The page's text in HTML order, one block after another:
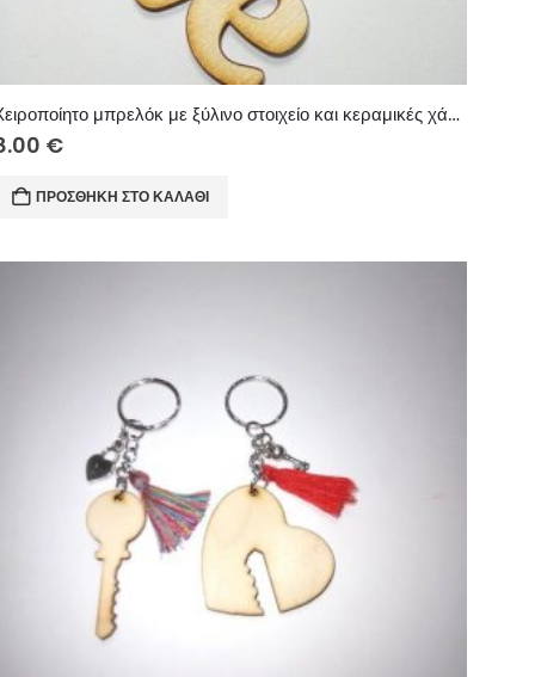
Χειροποίητο μπρελόκ με ξύλινο στοιχείο και κεραμικές χάντρες.
€
ΠΡΟΣΘΉΚΗ ΣΤΟ ΚΑΛΆΘΙ